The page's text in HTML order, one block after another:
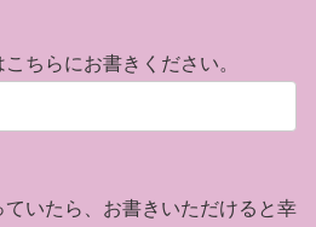
ちらにお書きください。
ていたら、お書きいただけると幸